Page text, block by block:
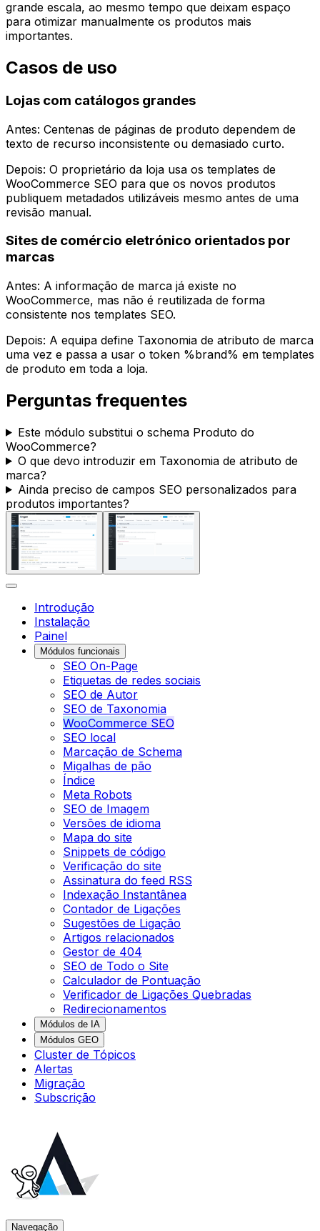
grande escala, ao mesmo tempo que deixam espaço
para otimizar manualmente os produtos mais
importantes.
Casos de uso
Lojas com catálogos grandes
Antes: Centenas de páginas de produto dependem de
texto de recurso inconsistente ou demasiado curto.
Depois: O proprietário da loja usa os templates de
WooCommerce SEO para que os novos produtos
publiquem metadados utilizáveis mesmo antes de uma
revisão manual.
Sites de comércio eletrónico orientados por
marcas
Antes: A informação de marca já existe no
WooCommerce, mas não é reutilizada de forma
consistente nos templates SEO.
Depois: A equipa define Taxonomia de atributo de marca
uma vez e passa a usar o token %brand% em templates
de produto em toda a loja.
Perguntas frequentes
Este módulo substitui o schema Produto do
WooCommerce?
O que devo introduzir em Taxonomia de atributo de
marca?
Ainda preciso de campos SEO personalizados para
produtos importantes?
Introdução
Instalação
Painel
Módulos funcionais
SEO On-Page
Etiquetas de redes sociais
SEO de Autor
SEO de Taxonomia
WooCommerce SEO
SEO local
Marcação de Schema
Migalhas de pão
Índice
Meta Robots
SEO de Imagem
Versões de idioma
Mapa do site
Snippets de código
Verificação do site
Assinatura do feed RSS
Indexação Instantânea
Contador de Ligações
Sugestões de Ligação
Artigos relacionados
Gestor de 404
SEO de Todo o Site
Calculador de Pontuação
Verificador de Ligações Quebradas
Redirecionamentos
Módulos de IA
Módulos GEO
Cluster de Tópicos
Alertas
Migração
Subscrição
Navegação